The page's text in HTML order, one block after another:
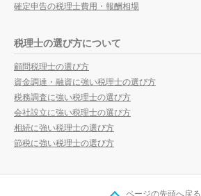
確定申告の税理士費用・報酬相場
税理士の選び方について
顧問税理士の選び方
資金調達・融資に強い税理士の選び方
税務調査に強い税理士の選び方
会社設立に強い税理士の選び方
相続に強い税理士の選び方
節税に強い税理士の選び方
ページの先頭へ戻る